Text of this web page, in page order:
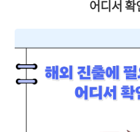
어디서 확